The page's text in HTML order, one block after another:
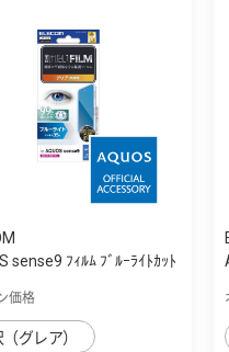
sense9 ﾌｨﾙﾑ ﾌﾞﾙｰﾗｲﾄｶｯﾄ
価格
グレア）